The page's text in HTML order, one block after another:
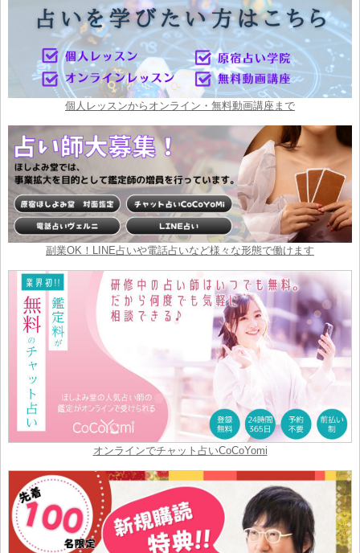
個人レッスンからオンライン・無料動画講座まで
副業OK！LINE占いや電話占いなど様々な形態で働けます
オンラインでチャット占いCoCoYomi